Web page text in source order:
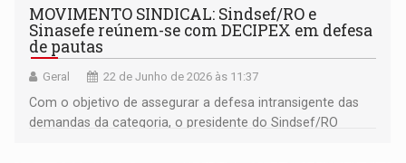
MOVIMENTO SINDICAL: Sindsef/RO e
Sinasefe reúnem-se com DECIPEX em defesa
de pautas
Geral 22 de Junho de 2026 às 11:37
Com o objetivo de assegurar a defesa intransigente das
demandas da categoria, o presidente do Sindsef/RO